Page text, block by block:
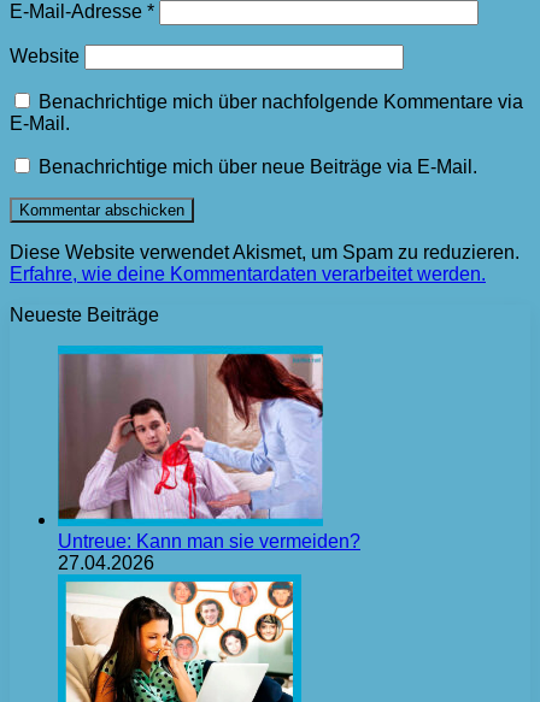
E-Mail-Adresse *
Website
Benachrichtige mich über nachfolgende Kommentare via
E-Mail.
Benachrichtige mich über neue Beiträge via E-Mail.
Diese Website verwendet Akismet, um Spam zu reduzieren.
Erfahre, wie deine Kommentardaten verarbeitet werden.
Neueste Beiträge
Untreue: Kann man sie vermeiden?
27.04.2026